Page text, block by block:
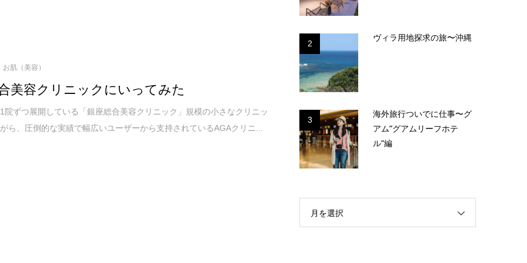
お肌（美容）
美容クリニックにいってみた
院ずつ展開している「銀座総合美容クリニック」規模の小さなクリニッ
ら、圧倒的な実績で幅広いユーザーから支持されているAGAクリニ...
2
ヴィラ用地探求の旅〜沖縄
3
海外旅行ついでに仕事〜グ
アム”グアムリーフホテ
ル”編
月を選択